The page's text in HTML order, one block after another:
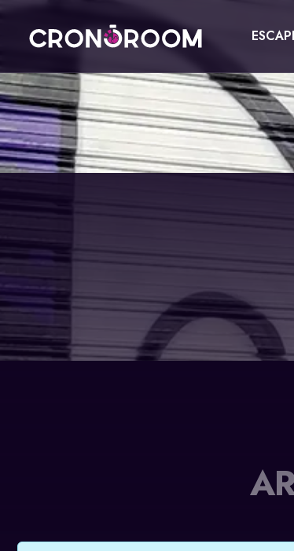
ESCAPE ROOM
EL TRESOR DEL JAGUAR
CRONODETECTIVES
LABORATORI JURÀSSIC
LA LLEGENDA DEL SAMURAI
PER A XIQUETS
ESDEVENIMENTS
CONTACTE
RESERVAR
ESPAÑOL